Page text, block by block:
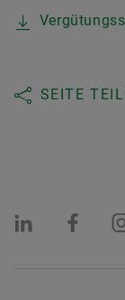
SEITE